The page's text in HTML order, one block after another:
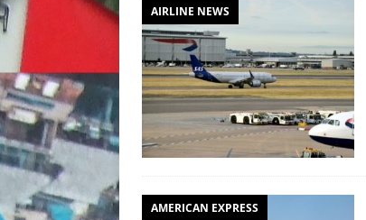
[ 25/04/2026 ]
[ 03/08/2026 ] 10
AIRLINE NEWS
AMERICAN EXPRESS